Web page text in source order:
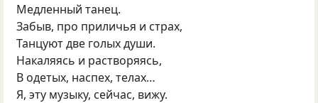
Медленный танец.
Забыв, про приличья и страх,
Танцуют две голых души.
Накаляясь и растворяясь,
В одетых, наспех, телах…
Я, эту музыку, сейчас, вижу.